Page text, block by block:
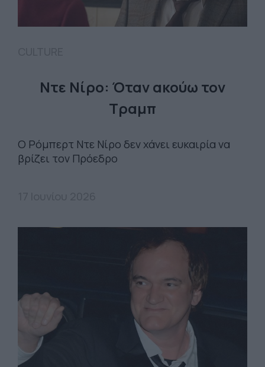
Ντε Νίρο: Όταν ακούω τον
Τραμπ
Ο Ρόμπερτ Ντε Νίρο δεν χάνει ευκαιρία να
βρίζει τον Πρόεδρο